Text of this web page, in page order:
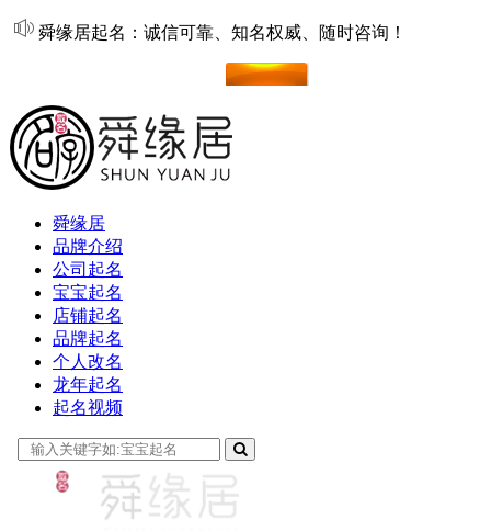
舜缘居起名：诚信可靠、知名权威、随时咨询！
舜缘居
品牌介绍
公司起名
宝宝起名
店铺起名
品牌起名
个人改名
龙年起名
起名视频